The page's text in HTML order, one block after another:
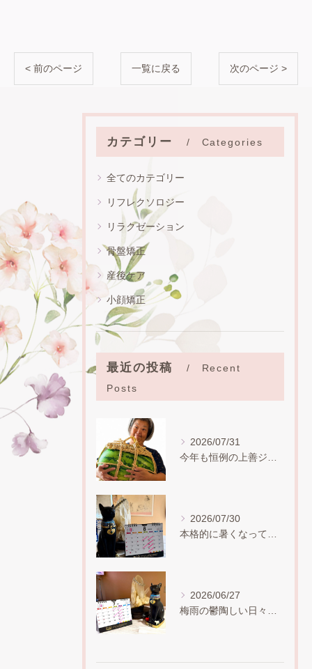
< 前のページ 一覧に戻る 次のページ >
カテゴリー Categories
全てのカテゴリー
リフレクソロジー
リラクゼーション
骨盤矯正
産後ケア
小顔矯正
最近の投稿
Recent
Posts
2026/07/31
2026/07/30
2026/06/27